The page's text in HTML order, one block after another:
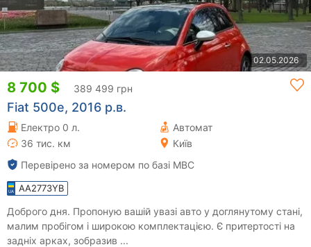
02.05.2026
8 700 $ 389 499 грн
Fiat 500e, 2016 р.в.
Електро 0 л.
Автомат
36 тис. км
Київ
Перевірено за номером по базі МВС
AA2773YB
Доброго дня. Пропоную вашій увазі авто у доглянутому стані,
малим пробігом і широкою комплектацією. Є притертості на
задніх арках, зобразив ...